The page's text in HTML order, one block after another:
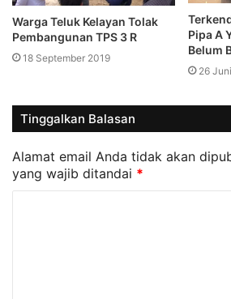
Warga Teluk Kelayan Tolak
Pembangunan TPS 3 R
18 September 2019
Pipa A
Belum
26
Tinggalkan Balasan
Alamat email Anda tidak akan
yang wajib ditandai *